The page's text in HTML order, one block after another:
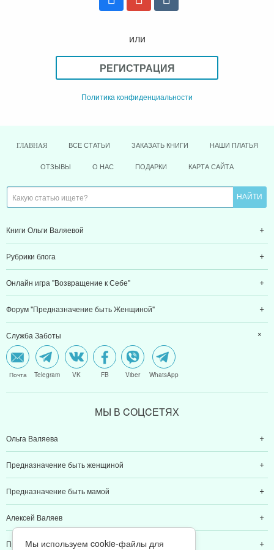
или
РЕГИСТРАЦИЯ
Политика конфиденциальности
ГЛАВНАЯ ВСЕ СТАТЬИ ЗАКАЗАТЬ КНИГИ НАШИ ПЛАТЬЯ
ОТЗЫВЫ О НАС ПОДАРКИ КАРТА САЙТА
Книги Ольги Валяевой
Рубрики блога
Онлайн игра "Возвращение к Себе"
Форум "Предназначение быть Женщиной"
Служба Заботы
Почта Telegram VK FB Viber WhatsApp
МЫ В CОЦCЕТЯХ
Ольга Валяева
Предназначение быть женщиной
Предназначение быть мамой
Алексей Валяев
Предназначение быть папой
Мы используем cookie-файлы для